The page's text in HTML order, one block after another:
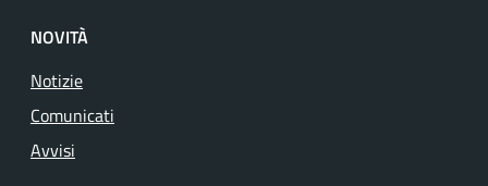
NOVITÀ
Notizie
Comunicati
Avvisi